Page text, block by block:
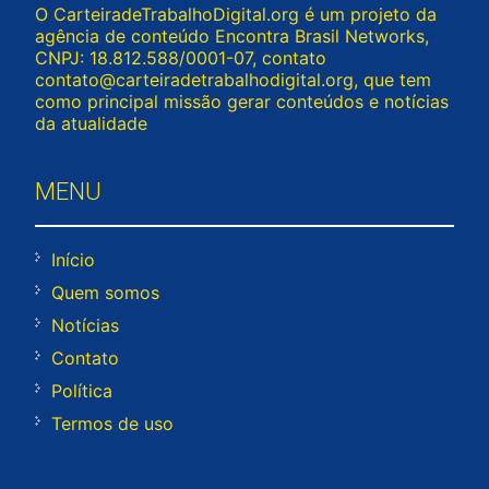
O CarteiradeTrabalhoDigital.org é um projeto da
agência de conteúdo Encontra Brasil Networks,
CNPJ: 18.812.588/0001-07, contato
contato@carteiradetrabalhodigital.org, que tem
como principal missão gerar conteúdos e notícias
da atualidade
MENU
Início
Quem somos
Notícias
Contato
Política
Termos de uso